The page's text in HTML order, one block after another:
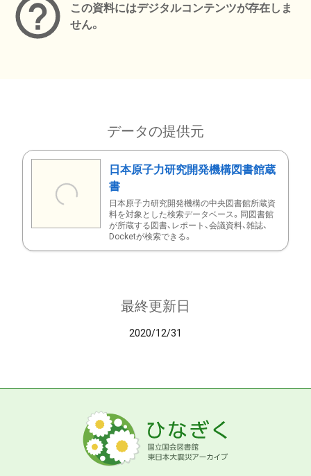
この資料にはデジタルコンテンツが存在しま
せん。
データの提供元
日本原子力研究開発機構図書館蔵
書
日本原子力研究開発機構の中央図書館所蔵資
料を対象とした検索データベース。同図書館
が所蔵する図書、レポート、会議資料、雑誌、
Docketが検索できる。
最終更新日
2020/12/31